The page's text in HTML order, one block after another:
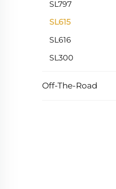
SL797
SL615
SL616
SL300
Off-The-Road